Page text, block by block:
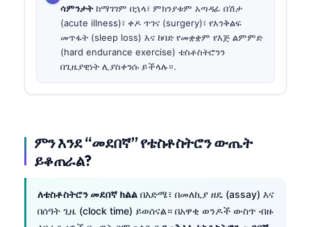
ሳምንታትከማገገም በኋላ፣ ምክንያቱም አጣዳፊ በሽታ
(acute illness)፣ ቀዶ ጥገና (surgery)፣ የእንቅልፍ
መጥፋት (sleep loss) እና ከባድ የመቋቋም የእጅ ልምምድ
(hard endurance exercise) ቴስቶስትሮንን
በጊዜያዊነት ሊያስቀንሱ ይችላሉ።.
ምን እንደ “መደበኛ” የቴስቶስትሮን ውጤት
ይቆጠራል?
ለቴስቶስትሮን መደበኛ ክልል በእድሜ፣ በመለኪያ ዘዴ (assay) እና
በሰዓት ጊዜ (clock time) ይወሰናል። በአዋቂ ወንዶች ውስጥ ብዙ